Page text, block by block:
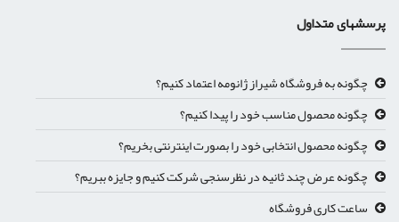
پرسشهای متداول
چگونه به فروشگاه شیراز ژانومه اعتماد کنیم؟
چگونه محصول مناسب خود را پیدا کنیم؟
چگونه محصول انتخابی خود را بصورت اینترنتی بخریم؟
چگونه عرض چند ثانیه در نظرسنجی شرکت کنیم و جایزه ببریم؟
ساعت کاری فروشگاه